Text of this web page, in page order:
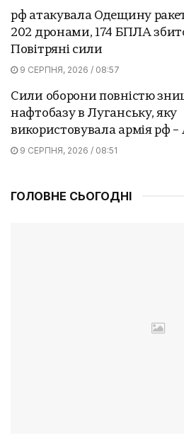
рф атакувала Одещину
202 дронами, 174 БПЛА
Повітряні сили
9 СЕРПНЯ, 2026 / 08:57
Сили оборони повністю
нафтобазу в Луганську, яку
використовувала армія рф
9 СЕРПНЯ, 2026 / 08:51
ГОЛОВНЕ СЬОГОДНІ